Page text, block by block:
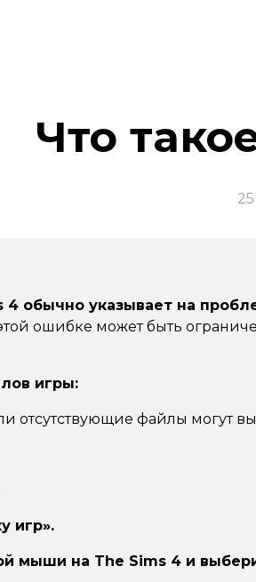
Что
4 обычно указывает на
ошибке может быть
игры:
отсутствующие файлы могут
игр».
мыши на The Sims 4 и